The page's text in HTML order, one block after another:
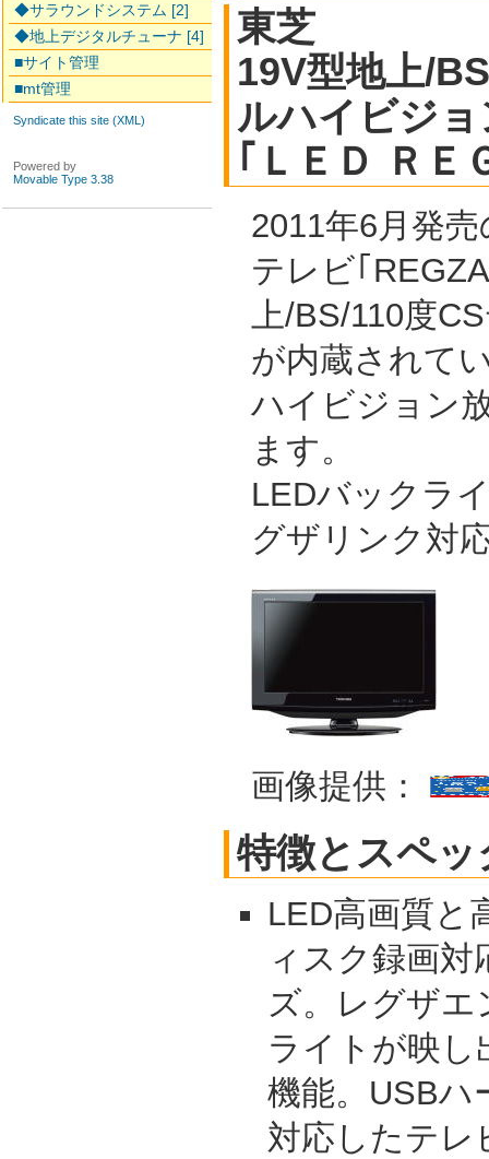
東芝
19V型地上/
ルハイビジ
｢ＬＥＤ ＲＥ
2011年6月発
テレビ｢
上/BS/110度
が内蔵されて
ハイビジョン
ます。
LEDバックラ
グザリンク対
画像提供：
特徴とスペッ
LED高画質と
ィスク録画
ズ。レグザ
ライトが映し
機能。USBハ
対応したテレ
◆サラウンドシステム [2]
◆地上デジタルチューナ [4]
■サイト管理
■mt管理
Syndicate this site (XML)
Powered by
Movable Type 3.38